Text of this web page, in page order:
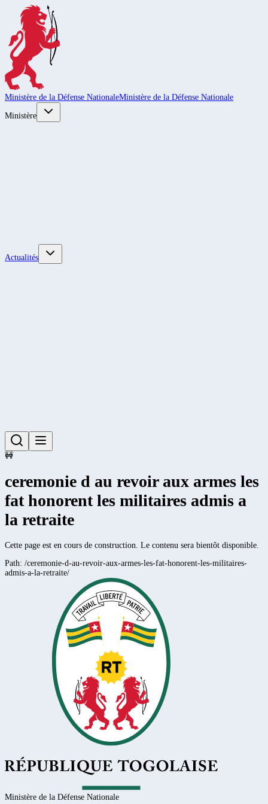
Ministère de la Défense NationaleMinistère de la Défense Nationale
Ministère
Actualités
🚧
ceremonie d au revoir aux armes les
fat honorent les militaires admis a
la retraite
Cette page est en cours de construction. Le contenu sera bientôt disponible.
Path: /ceremonie-d-au-revoir-aux-armes-les-fat-honorent-les-militaires-
admis-a-la-retraite/
Ministère de la Défense Nationale